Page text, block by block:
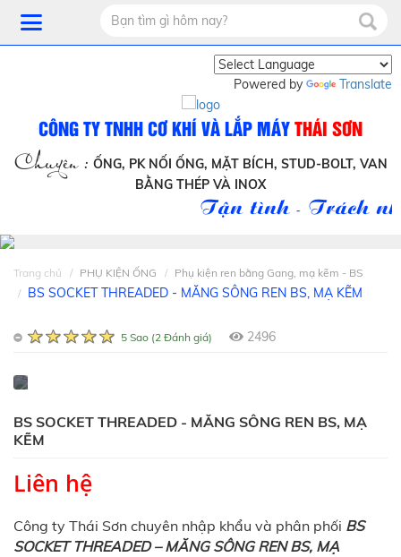
Powered by Translate
CÔNG TY TNHH CƠ KHÍ VÀ LẮP MÁYTHÁI SƠN
Chuyên : ỐNG, PK NỐI ỐNG, MẶT BÍCH, STUD-BOLT, VAN
BẰNG THÉP VÀ INOX
Tận tình - Trách
Trang chủ PHỤ KIỆN ỐNG Phụ kiện ren bằng Gang, mạ kẽm - BS
BS SOCKET THREADED - MĂNG SÔNG REN BS, MẠ KẼM
5 Sao (2 Đánh giá) 2496
BS SOCKET THREADED - MĂNG SÔNG REN BS, MẠ
KẼM
Liên hệ
Công ty Thái Sơn chuyên nhập khẩu và phân phối BS
SOCKET THREADED – MĂNG SÔNG REN BS, MẠ